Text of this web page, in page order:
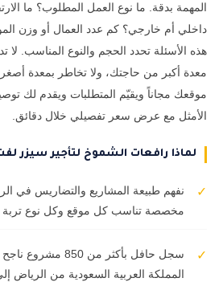
المهمة بدقة. ما نوع العمل المطلوب؟ ما
داخلي أم خارجي؟ كم عدد العمال أو وزن
هذه الأسئلة تحدد الحجم والنوع المناسب. لا
معدة أكبر من حاجتك، ولا تخاطر بمعدة أصغر.
موقعك مجاناً ويقيّم المتطلبات ويقدم لك
الأمثل مع عرض سعر تفصيلي خلال دقائق.
لماذا رافعات الشموخ لتأجير سيزر
✓
نفهم طبيعة المشاريع والتضاريس في
مخصصة تناسب كل موقع وكل نوع تربة
✓
سجل حافل بأكثر من
المملكة العربية السعودية من الرياض